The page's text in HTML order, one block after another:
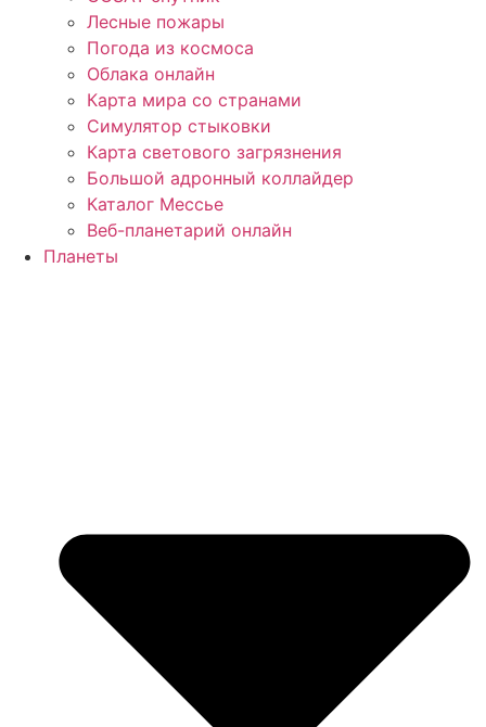
Лесные пожары
Погода из космоса
Облака онлайн
Карта мира со странами
Симулятор стыковки
Карта светового загрязнения
Большой адронный коллайдер
Каталог Мессье
Веб-планетарий онлайн
Планеты